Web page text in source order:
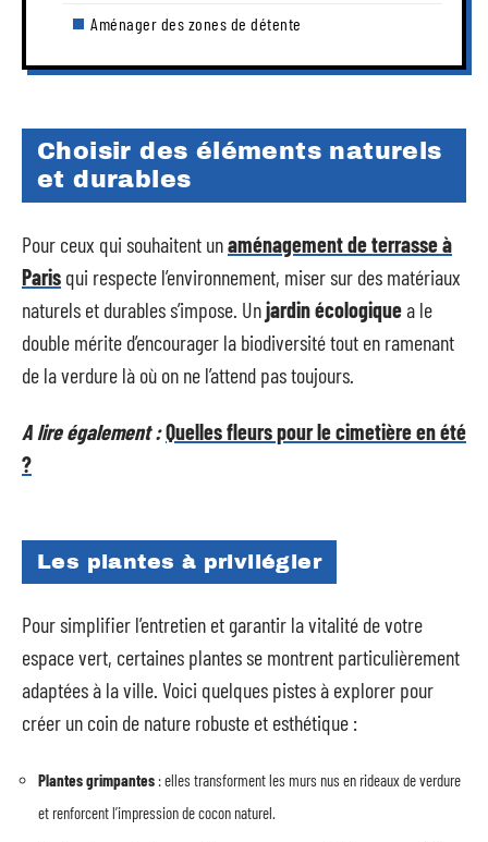
Aménager des zones de détente
Choisir des éléments naturels
et durables
Pour ceux qui souhaitent unaménagement de terrasse à
Paris qui respecte l’environnement, miser sur des matériaux
naturels et durables s’impose. Unjardin écologiquea le
double mérite d’encourager la biodiversité tout en ramenant
de la verdure là où on ne l’attend pas toujours.
A lire également :Quelles fleurs pour le cimetière en été
?
Les plantes à privilégier
Pour simplifier l’entretien et garantir la vitalité de votre
espace vert, certaines plantes se montrent particulièrement
adaptées à la ville. Voici quelques pistes à explorer pour
créer un coin de nature robuste et esthétique :
Plantes grimpantes : elles transforment les murs nus en rideaux de verdure
et renforcent l’impression de cocon naturel.